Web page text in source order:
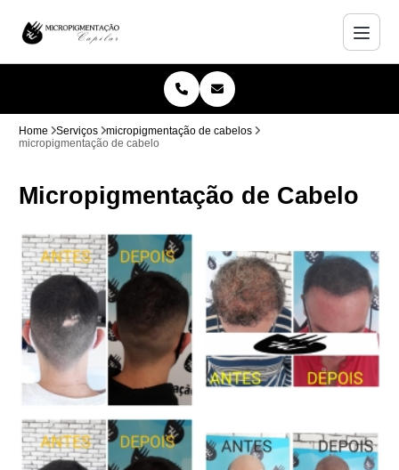
Home Serviços
micropigmentação de cabelos
micropigmentação de cabelo
Micropigmentação de Cabelo